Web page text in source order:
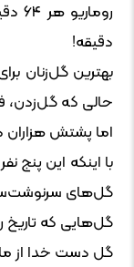
دقیقه!
بهترین گل‌زنان
حالی که گل‌زدن،
اما پشتش هزاران
با اینکه این پنج
گل‌های
گل‌هایی که
گل دست خدا از